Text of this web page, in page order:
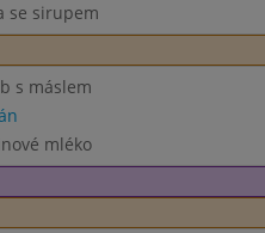
se sirupem
s máslem
mléko